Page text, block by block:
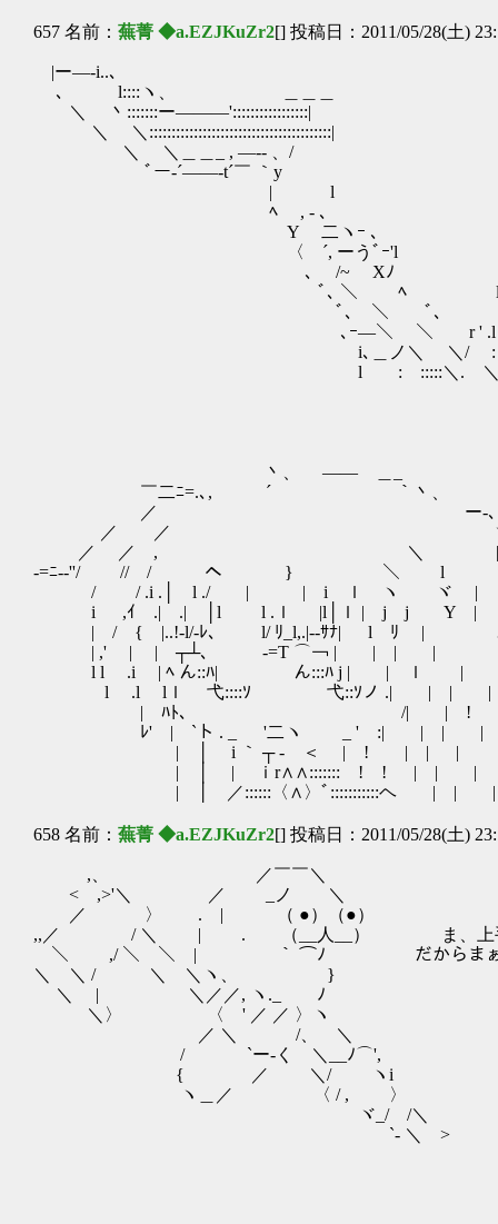
657 名前： 蕪菁 ◆a.EZJKuZr2[] 投稿日：2011/05/28(土)
|ー―-i..､
､ l::::ヽ、 ＿＿＿
＼ 丶:::::::ー―――':::::::::::::::::|
＼ ＼:::::::::::::::::::::::::::::::::::::::::|
＼ ＼＿＿_ , ―‐- 、/ | （●
ﾞー‐´――-t´￣ ｀y | （__人__
| l | ｀ ⌒´ } こうい
ﾍ , - ､ | } やり
Y 二ヽｰ ､
〈 ´, ーうﾞｰ'l _,,.. .ヽ
､ /~ Xﾉ ／ / ｀v::: /
ﾞ､ ＼ ﾍ l / ／λ 〈＼
ﾞ､ ＼ ﾞ、 l､ '´::::i::|
､ｰ―＼ ＼ r ' .l :::i |: : | i
i､＿ノ＼ ＼/ : :ll i |: : :
l : :::::＼. ＼ :|:l i |: : : |'i
丶、 ―― ＿_
￣二ﾆ=.､, ´ ｀丶、
／ ー-
／ ／
／ ／ , ＼ |
-=ﾆ-‐''/ // / ヘ } ＼ l
/ / .i .│ l ./ | | i ｌ ヽ ヾ |
i ,ｲ .| .| │l l .ｌ |l│ｌ | j j Y |
| / { |..!-l/‐ﾚ、 l/ ﾘ_l,.|-‐ｻﾅ| l ﾘ | ……言
| ,' | |ゝ┬┴､ -=T ⌒￢ | | | |
l l .i | ﾍ ん::ﾊ| ん:::ﾊ j | | ｌ |
l .l lｌ 弋::::ｿ 弋::ｿノ .| | | |
| ﾊﾄ､ /| | !
ﾚ' | `ト . _ '二ヽ _ ' :| | | |
| │ i ｀ ┬ ‐ ＜ | ! | | |
| │ | ｉr∧∧:::::::ゝ! ! | | |
| │ ／::::::〈∧〉ﾞ:::::::::::ヘ | | |
658 名前： 蕪菁 ◆a.EZJKuZr2[] 投稿日：2011/05/28(土)
,、 ／￣￣＼
< ,>'＼ ／ _ノ ＼
／ 〉 . | （ ●）（●）
,,／ / ＼ | . （__人__） ま、上手くやって
＼ ,/ ＼ ＼ | ｀ ⌒ﾉ だからまぁ、悪く
＼ ＼ / ＼ ＼ヽ、 }
＼ | ＼／／, ヽ._ ﾉ
＼〉 〈 ' ／ ／ 〉ヽ
／ ＼ /、 ＼
/ `ー‐く ＼__ﾉ⌒',
{ ／ ＼/ ヽi
ヽ＿／ 〈 / , 〉
ヾ_/ /＼
`‐ ＼ >